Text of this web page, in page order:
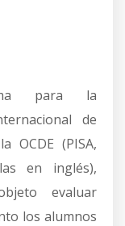
para la
de
OCDE (PISA,
en inglés),
evaluar
los alumnos